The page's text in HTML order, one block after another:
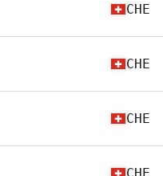
CHE
CHE
CHE
CHE